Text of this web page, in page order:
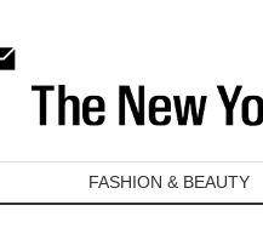
FASHION & BEAUTY